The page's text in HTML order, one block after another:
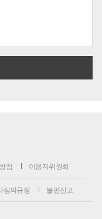
침 이용자위원회
심의규정 불편신고